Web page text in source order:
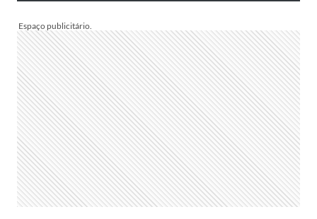
A
MONTAR
A
SUA
PARA
PRESENTEAR
OU
VENDER!